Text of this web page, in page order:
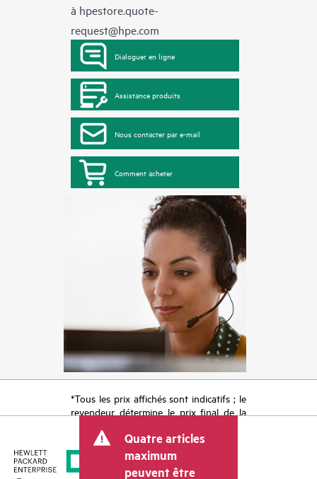
à hpestore.quote-
request@hpe.com
Dialoguer en ligne
Assistance produits
Nous contacter par e-mail
Comment acheter
*Tous les prix affichés sont indicatifs ; le
revendeur détermine le prix final de la
tels que la TVA ou les taxes sur la vente
et les frais d’expédition. Le prix de la
transaction déterminé par le revendeur
Quatre articles
maximum
peuvent être